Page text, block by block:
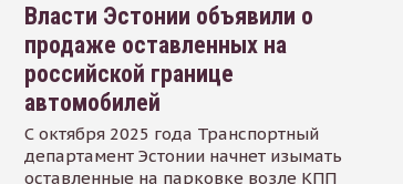
Власти Эстонии объявили о
продаже оставленных на
российской границе
автомобилей
С октября 2025 года Транспортный
департамент Эстонии начнет изымать
оставленные на парковке возле КПП